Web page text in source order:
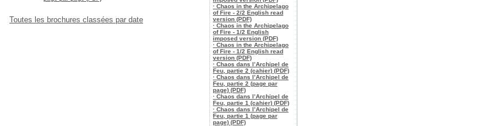
· Chaos in the Archipelago
of Fire - 2/2 English read
version (PDF)
· Chaos in the Archipelago
of Fire - 1/2 English
imposed version (PDF)
· Chaos in the Archipelago
of Fire - 1/2 English read
version (PDF)
· Chaos dans l’Archipel de
Feu, partie 2 (cahier) (PDF)
· Chaos dans l’Archipel de
Feu, partie 2 (page par
page) (PDF)
· Chaos dans l’Archipel de
Feu, partie 1 (cahier) (PDF)
· Chaos dans l’Archipel de
Feu, partie 1 (page par
page) (PDF)
Toutes les brochures classées par date